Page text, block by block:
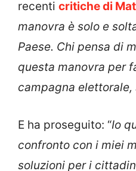
recenti critiche di
manovra è solo e
Paese. Chi pensa di
questa manovra per
campagna elettorale,
E ha proseguito: “Io
confronto con i miei
soluzioni per i